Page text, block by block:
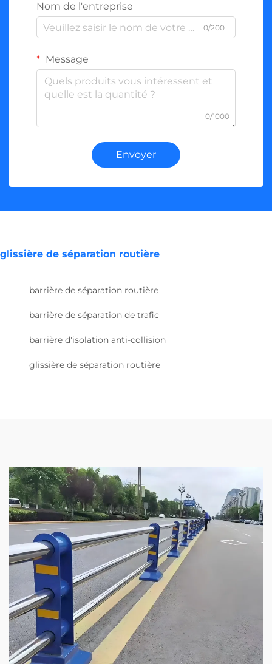
Nom de l'entreprise
0/200
Message
0/1000
Envoyer
glissière de séparation routière
barrière de séparation routière
barrière de séparation de trafic
barrière d'isolation anti-collision
glissière de séparation routière